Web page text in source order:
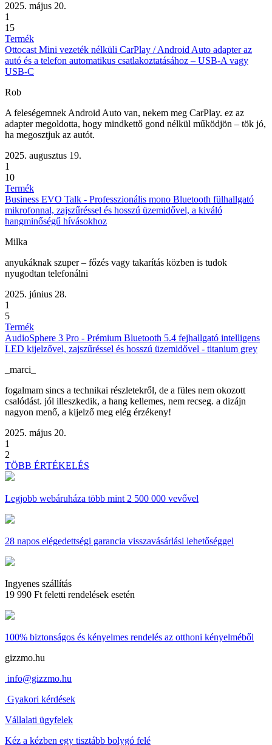
2025. május 20.
1
15
Termék
Ottocast Mini vezeték nélküli CarPlay / Android Auto adapter az
autó és a telefon automatikus csatlakoztatásához – USB-A vagy
USB-C
Rob
A feleségemnek Android Auto van, nekem meg CarPlay. ez az
adapter megoldotta, hogy mindkettő gond nélkül működjön – tök jó,
ha megosztjuk az autót.
2025. augusztus 19.
1
10
Termék
Business EVO Talk - Professzionális mono Bluetooth fülhallgató
mikrofonnal, zajszűréssel és hosszú üzemidővel, a kiváló
hangminőségű hívásokhoz
Milka
anyukáknak szuper – főzés vagy takarítás közben is tudok
nyugodtan telefonálni
2025. június 28.
1
5
Termék
AudioSphere 3 Pro - Prémium Bluetooth 5.4 fejhallgató intelligens
LED kijelzővel, zajszűréssel és hosszú üzemidővel - titanium grey
_marci_
fogalmam sincs a technikai részletekről, de a füles nem okozott
csalódást. jól illeszkedik, a hang kellemes, nem recseg. a dizájn
nagyon menő, a kijelző meg elég érzékeny!
2025. május 20.
1
2
TÖBB ÉRTÉKELÉS
Legjobb webáruháza több mint 2 500 000 vevővel
28 napos elégedettségi garancia visszavásárlási lehetőséggel
Ingyenes szállítás
19 990 Ft feletti rendelések esetén
100% biztonságos és kényelmes rendelés az otthoni kényelméből
gizzmo.hu
info@gizzmo.hu
Gyakori kérdések
Vállalati ügyfelek
Kéz a kézben egy tisztább bolygó felé